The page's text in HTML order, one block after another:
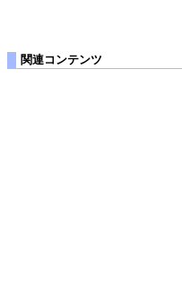
関連コンテンツ